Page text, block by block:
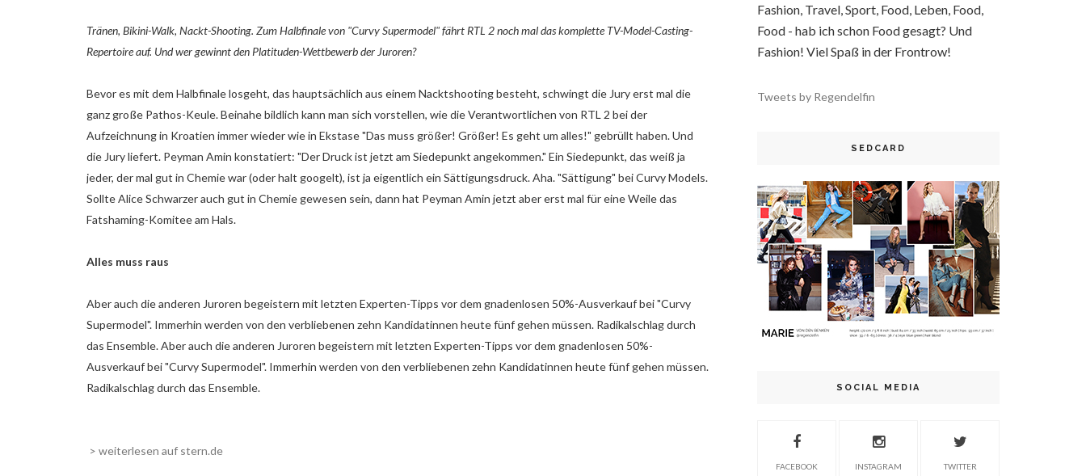
Tränen, Bikini-Walk, Nackt-Shooting. Zum Halbfinale von "Curvy Supermodel" fährt RTL 2 noch mal das komplette TV-Model-Casting-
Repertoire auf. Und wer gewinnt den Platituden-Wettbewerb der Juroren?
Bevor es mit dem Halbfinale losgeht, das hauptsächlich aus einem Nacktshooting besteht, schwingt die Jury erst mal die
ganz große Pathos-Keule. Beinahe bildlich kann man sich vorstellen, wie die Verantwortlichen von RTL 2 bei der
Aufzeichnung in Kroatien immer wieder wie in Ekstase "Das muss größer! Größer! Es geht um alles!" gebrüllt haben. Und
die Jury liefert. Peyman Amin konstatiert: "Der Druck ist jetzt am Siedepunkt angekommen." Ein Siedepunkt, das weiß ja
jeder, der mal gut in Chemie war (oder halt googelt), ist ja eigentlich ein Sättigungsdruck. Aha. "Sättigung" bei Curvy Models.
Sollte Alice Schwarzer auch gut in Chemie gewesen sein, dann hat Peyman Amin jetzt aber erst mal für eine Weile das
Fatshaming-Komitee am Hals.
Alles muss raus
Aber auch die anderen Juroren begeistern mit letzten Experten-Tipps vor dem gnadenlosen 50%-Ausverkauf bei "Curvy
Supermodel". Immerhin werden von den verbliebenen zehn Kandidatinnen heute fünf gehen müssen. Radikalschlag durch
das Ensemble. Aber auch die anderen Juroren begeistern mit letzten Experten-Tipps vor dem gnadenlosen 50%-
Ausverkauf bei "Curvy Supermodel". Immerhin werden von den verbliebenen zehn Kandidatinnen heute fünf gehen müssen.
Radikalschlag durch das Ensemble.
> weiterlesen auf stern.de
Fashion, Travel, Sport, Food, Leben, Food,
Food - hab ich schon Food gesagt? Und
Fashion! Viel Spaß in der Frontrow!
Tweets by Regendelfin
SEDCARD
SOCIAL MEDIA
FACEBOOK INSTAGRAM TWITTER